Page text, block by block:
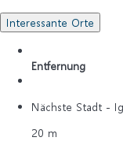
Interessante Orte
Entfernung
Nächste Stadt -
20 m